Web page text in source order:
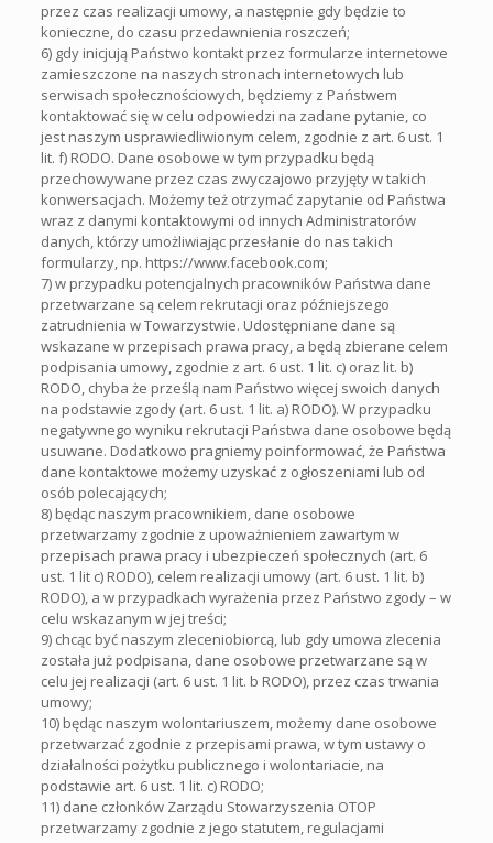
przez czas realizacji umowy, a następnie gdy będzie to
konieczne, do czasu przedawnienia roszczeń;
6) gdy inicjują Państwo kontakt przez formularze internetowe
zamieszczone na naszych stronach internetowych lub
serwisach społecznościowych, będziemy z Państwem
kontaktować się w celu odpowiedzi na zadane pytanie, co
jest naszym usprawiedliwionym celem, zgodnie z art. 6 ust. 1
lit. f) RODO. Dane osobowe w tym przypadku będą
przechowywane przez czas zwyczajowo przyjęty w takich
konwersacjach. Możemy też otrzymać zapytanie od Państwa
wraz z danymi kontaktowymi od innych Administratorów
danych, którzy umożliwiając przesłanie do nas takich
formularzy, np. https://www.facebook.com;
7) w przypadku potencjalnych pracowników Państwa dane
przetwarzane są celem rekrutacji oraz późniejszego
zatrudnienia w Towarzystwie. Udostępniane dane są
wskazane w przepisach prawa pracy, a będą zbierane celem
podpisania umowy, zgodnie z art. 6 ust. 1 lit. c) oraz lit. b)
RODO, chyba że prześlą nam Państwo więcej swoich danych
na podstawie zgody (art. 6 ust. 1 lit. a) RODO). W przypadku
negatywnego wyniku rekrutacji Państwa dane osobowe będą
usuwane. Dodatkowo pragniemy poinformować, że Państwa
dane kontaktowe możemy uzyskać z ogłoszeniami lub od
osób polecających;
8) będąc naszym pracownikiem, dane osobowe
przetwarzamy zgodnie z upoważnieniem zawartym w
przepisach prawa pracy i ubezpieczeń społecznych (art. 6
ust. 1 lit c) RODO), celem realizacji umowy (art. 6 ust. 1 lit. b)
RODO), a w przypadkach wyrażenia przez Państwo zgody – w
celu wskazanym w jej treści;
9) chcąc być naszym zleceniobiorcą, lub gdy umowa zlecenia
została już podpisana, dane osobowe przetwarzane są w
celu jej realizacji (art. 6 ust. 1 lit. b RODO), przez czas trwania
umowy;
10) będąc naszym wolontariuszem, możemy dane osobowe
przetwarzać zgodnie z przepisami prawa, w tym ustawy o
działalności pożytku publicznego i wolontariacie, na
podstawie art. 6 ust. 1 lit. c) RODO;
11) dane członków Zarządu Stowarzyszenia OTOP
przetwarzamy zgodnie z jego statutem, regulacjami